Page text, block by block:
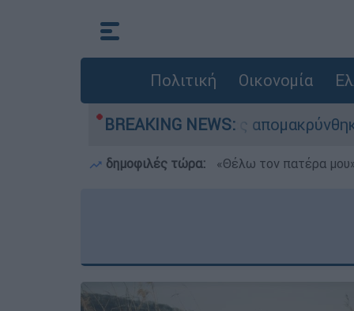
Πολιτική Οικονομία
BREAKING NEWS:
- 254 πολίτες απομακρύνθηκαν διά θαλάσσης
δημοφιλές τώρα: «Θέλω τον πατέρα